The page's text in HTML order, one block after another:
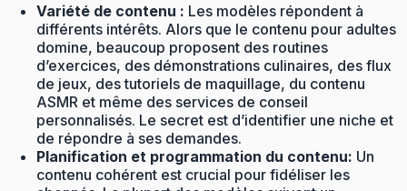
Variété de contenu : Les modèles répondent à
différents intérêts. Alors que le contenu pour adultes
domine, beaucoup proposent des routines
d’exercices, des démonstrations culinaires, des flux
de jeux, des tutoriels de maquillage, du contenu
ASMR et même des services de conseil
personnalisés. Le secret est d’identifier une niche et
de répondre à ses demandes.
Planification et programmation du contenu: Un
contenu cohérent est crucial pour fidéliser les